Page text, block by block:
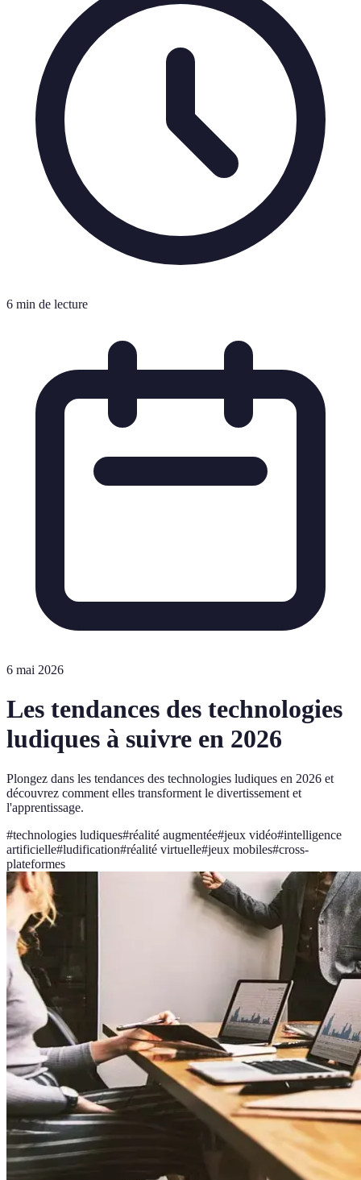
6 min de lecture
6 mai 2026
Les tendances des technologies
ludiques à suivre en 2026
Plongez dans les tendances des technologies ludiques en 2026 et
découvrez comment elles transforment le divertissement et
l'apprentissage.
#technologies ludiques#réalité augmentée#jeux vidéo#intelligence
artificielle#ludification#réalité virtuelle#jeux mobiles#cross-
plateformes